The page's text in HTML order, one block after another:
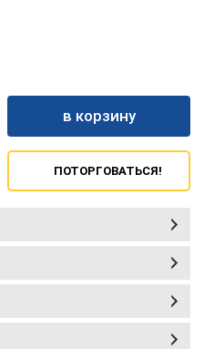
в корзину
ПОТОРГОВАТЬСЯ!